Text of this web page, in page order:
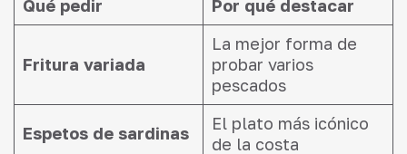
Qué pedir Por qué destacar
Fritura variada
La mejor forma de
probar varios
pescados
Espetos de sardinas
El plato más icónico
de la costa